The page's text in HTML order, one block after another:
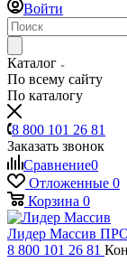
Войти
Каталог
По всему сайту
По каталогу
8 800 101 26 81
Заказать звонок
Сравнение0
Отложенные 0
Корзина 0
Лидер Массив
8 800 101 26 81